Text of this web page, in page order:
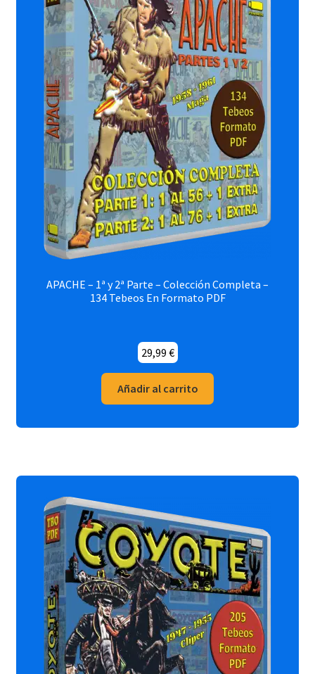
APACHE – 1ª y 2ª Parte – Colección Completa –
134 Tebeos En Formato PDF
29,99 €
Añadir al carrito